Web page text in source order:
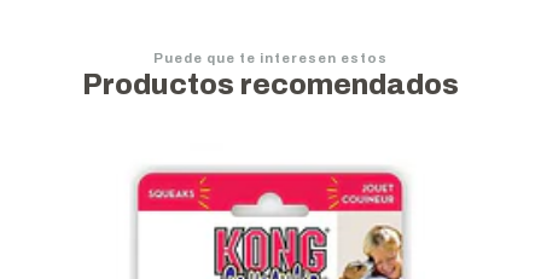
Puede que te interesen estos
Productos recomendados